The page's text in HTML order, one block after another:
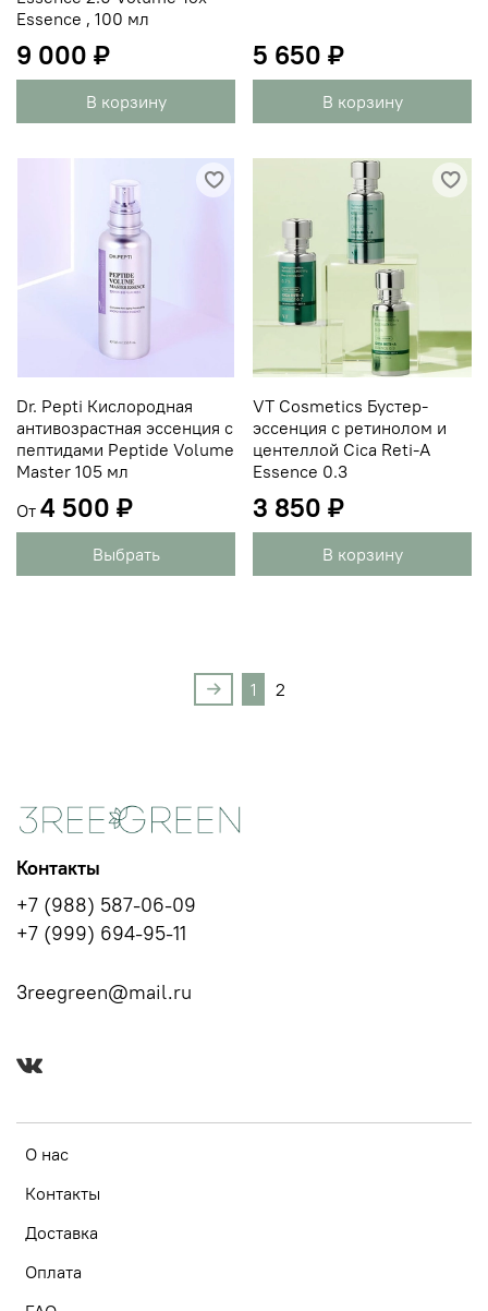
Essence , 100 мл
9 000 ₽
В корзину
5 650 ₽
В корзину
Dr. Pepti Кислородная
антивозрастная эссенция с
пептидами Peptide Volume
Master 105 мл
От 4 500 ₽
Выбрать
VT Cosmetics Бустер-
эссенция с ретинолом и
центеллой Cica Reti-A
Essence 0.3
3 850 ₽
В корзину
1 2
О нас
Контакты
Доставка
Оплата
Контакты
+7 (988) 587-06-09
+7 (999) 694-95-11
3reegreen@mail.ru